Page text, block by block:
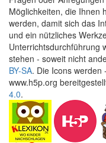
Möglichkeiten, die Ihnen
werden, damit sich das
und ein nützliches
Unterrichtsdurchführung
stehen - soweit nicht
BY-SA. Die Icons werden
www.h5p.org
4.0.